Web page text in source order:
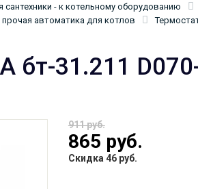
- к котельному оборудованию
автоматика для котлов
31.211
911 руб.
865 руб.
Скидка 46 руб.